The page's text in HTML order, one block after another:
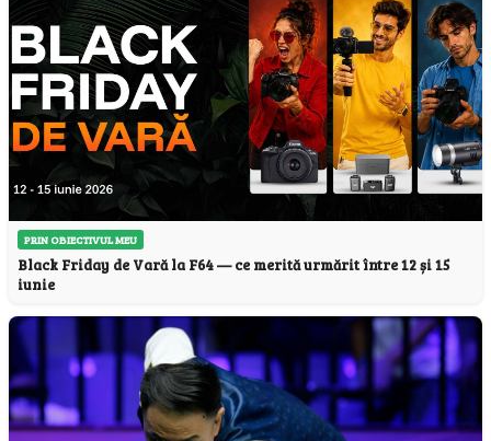
PRIN OBIECTIVUL MEU
Black Friday de Vară la F64 — ce merită urmărit între 12 și 15
iunie